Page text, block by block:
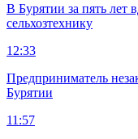
В Бурятии за пять лет
сельхозтехнику
12:33
Предприниматель
Бурятии
11:57